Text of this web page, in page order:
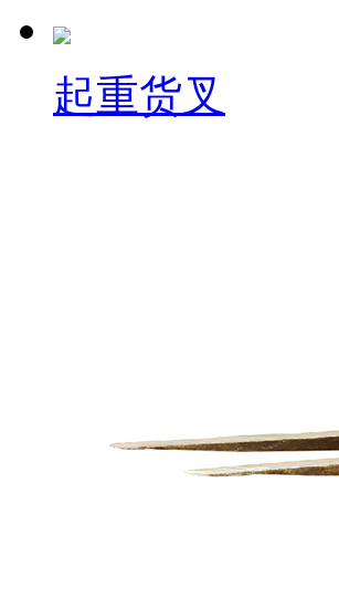
起重货叉